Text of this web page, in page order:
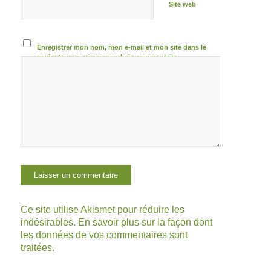
Site web
Enregistrer mon nom, mon e-mail et mon site dans le
navigateur pour mon prochain commentaire.
Ce site utilise Akismet pour réduire les
indésirables. En savoir plus sur la façon dont
les données de vos commentaires sont
traitées.